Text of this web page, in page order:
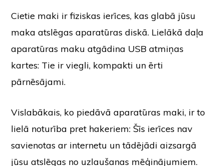
Cietie maki ir fiziskas ierīces, kas glabā jūsu
maka atslēgas aparatūras diskā. Lielākā daļa
aparatūras maku atgādina USB atmiņas
kartes: Tie ir viegli, kompakti un ērti
pārnēsājami.
Vislabākais, ko piedāvā aparatūras maki, ir to
lielā noturība pret hakeriem: Šīs ierīces nav
savienotas ar internetu un tādējādi aizsargā
jūsu atslēgas no uzlaušanas mēģinājumiem.